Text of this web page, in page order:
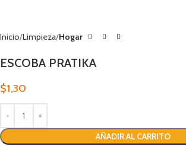
Inicio Limpieza Hogar
ESCOBA PRATIKA
$1,30
AÑADIR AL CARRITO